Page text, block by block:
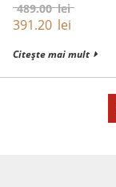
489.00lei
391.20 lei
Citește mai mult